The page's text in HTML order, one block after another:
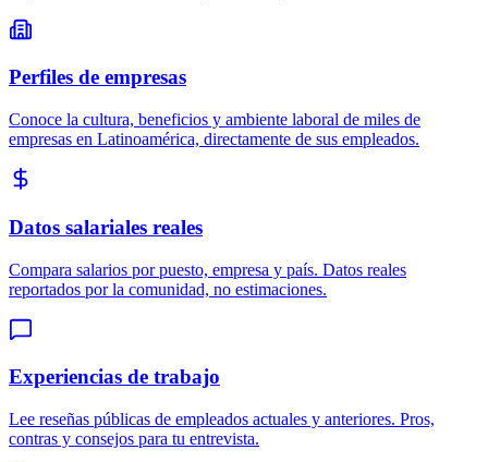
Perfiles de empresas
Conoce la cultura, beneficios y ambiente laboral de miles de
empresas en Latinoamérica, directamente de sus empleados.
Datos salariales reales
Compara salarios por puesto, empresa y país. Datos reales
reportados por la comunidad, no estimaciones.
Experiencias de trabajo
Lee reseñas públicas de empleados actuales y anteriores. Pros,
contras y consejos para tu entrevista.